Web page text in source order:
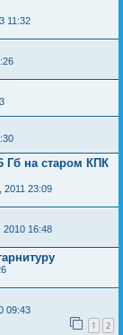
11:32
Гб на старом КПК
23:09
16:48
09:43
1 2